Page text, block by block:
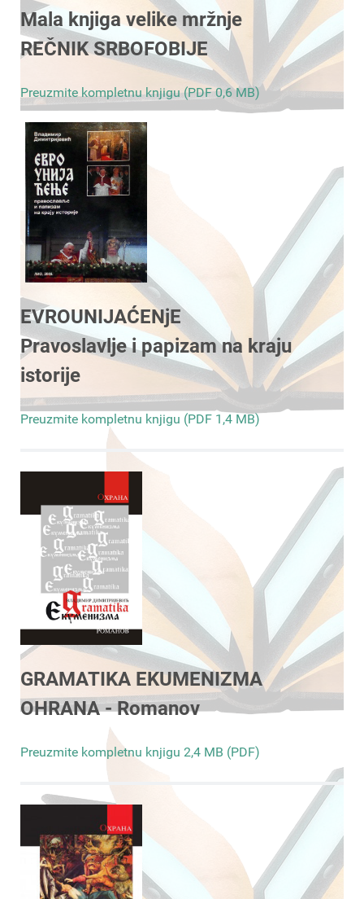
Mala knjiga velike mržnje
REČNIK SRBOFOBIJE
Preuzmite kompletnu knjigu (PDF 0,6 MB)
EVROUNIJAĆENjE
Pravoslavlje i papizam na kraju
istorije
Preuzmite kompletnu knjigu (PDF 1,4 MB)
GRAMATIKA EKUMENIZMA
OHRANA - Romanov
Preuzmite kompletnu knjigu 2,4 MB (PDF)